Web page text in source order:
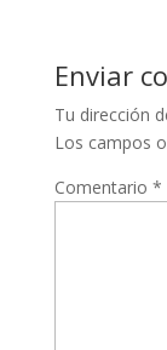
Enviar
Tu dirección
Los campos
Comentario *